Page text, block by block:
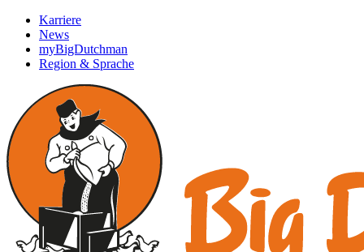
Karriere
News
myBigDutchman
Region & Sprache